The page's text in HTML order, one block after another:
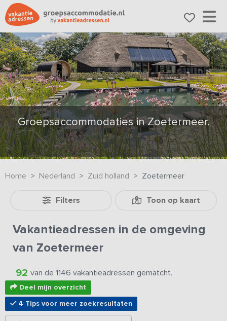
Groepsaccommodaties in Zoetermeer.
Home Nederland Zuid holland Zoetermeer
Filters Toon op kaart
Vakantieadressen in de omgeving
van Zoetermeer
92 van de 1146 vakantieadressen gematcht.
Deel mijn overzicht
4 Tips voor meer zoekresultaten